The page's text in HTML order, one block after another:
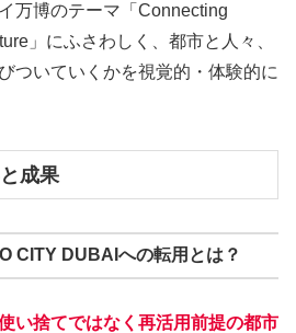
万博のテーマ「Connecting
」にふさわしく、都市と人々、
ついていくかを視覚的・体験的に
成果
CITY DUBAIへの転用とは？
い捨てではなく再活用前提の都市